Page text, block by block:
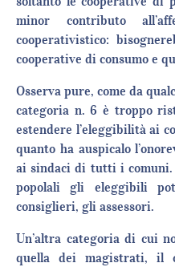
minor contributo
cooperativistico:
cooperative di consumo e
Osserva pure, come da
categoria n. 6 è troppo
estendere l’eleggibilità ai
quanto ha auspicalo
ai sindaci di tutti i comuni.
popolali gli eleggibili
consiglieri, gli assessori.
Un’altra categoria di cui
quella dei magistrati, il